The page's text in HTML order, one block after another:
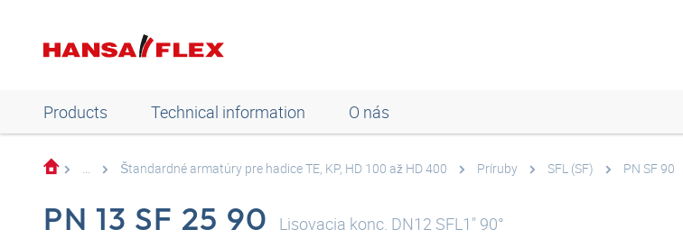
Products Technical information O nás
... Štandardné armatúry pre hadice TE, KP, HD 100 až HD 400 Príruby SFL (SF) PN SF 90
PN 13 SF 25 90 Lisovacia konc. DN12 SFL1" 90°